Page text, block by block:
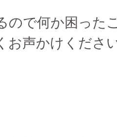
ので何か困った
お声かけくださ